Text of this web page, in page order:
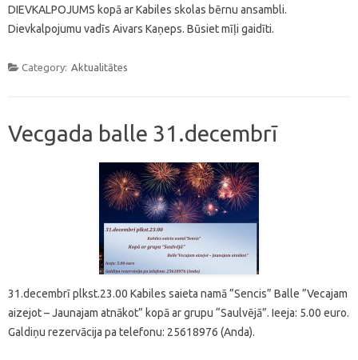
DIEVKALPOJUMS kopā ar Kabiles skolas bērnu ansambli.
Dievkalpojumu vadīs Aivars Kaņeps. Būsiet mīļi gaidīti.
Category: Aktualitātes
Vecgada balle 31.decembrī
31.decembrī plkst.23.00 Kabiles saieta namā ”Sencis” Balle ”Vecajam
aizejot – Jaunajam atnākot” kopā ar grupu “Saulvējā”. Ieeja: 5.00 euro.
Galdiņu rezervācija pa telefonu: 25618976 (Anda).